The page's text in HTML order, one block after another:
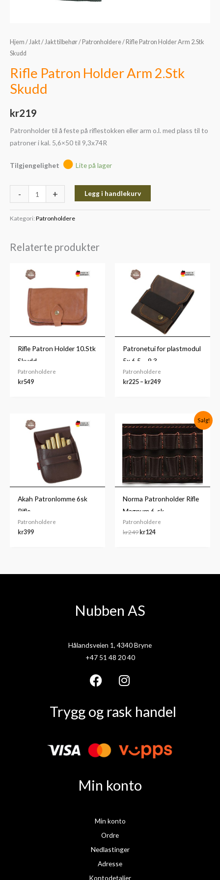
Hjem /Jakt/Jakt tilbehør/ Patronholdere/ Rifle Patron Holder Arm 2.Stk
Skudd
Rifle Patron Holder Arm 2.Stk
Skudd
kr219
Patronholder til å feste på riflestokken eller arm o.l. med plass til to
patroner i kal. 5,6×50 til 9,3x74R
Tilgjengelighet Lite på lager
- + Legg i handlekurv
Kategori: Patronholdere
Relaterte produkter
Rifle Patron Holder 10.Stk
Skudd
Patronholdere
kr549
Patronetui for plastmodul
5x 6,5 – 9,3
Patronholdere
kr225 – kr249
kr225
Akah Patronlomme 6sk
Rifle
Patronholdere
kr399
Salg!
Norma Patronholder Rifle
Magnum 6-sk
Patronholdere
kr249
pris
var:
kr249.
kr124
pris
er:
kr124.
Nubben AS
Hålandsveien 1, 4340 Bryne
+47 51 48 20 40
F
c
b
o
I
n
s
g
m
Trygg og rask handel
Min konto
Min konto
Ordre
Nedlastinger
Adresse
Kontodetaljer